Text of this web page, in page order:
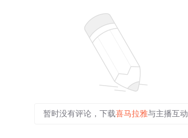
暂时没有评论，下载喜马拉雅与主播互动